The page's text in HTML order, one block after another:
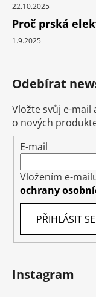
22.10.2025
Proč prská
1.9.2025
Odebírat
Vložte svůj e-mail
o nových
E-mail
Vložením e-
ochrany
PŘIHLÁSIT SE
Instagram